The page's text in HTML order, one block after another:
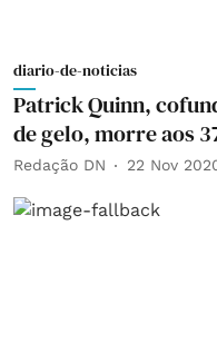
diario-de-noticias
Patrick Quinn,
de gelo, morre aos
Redação DN 22 Nov